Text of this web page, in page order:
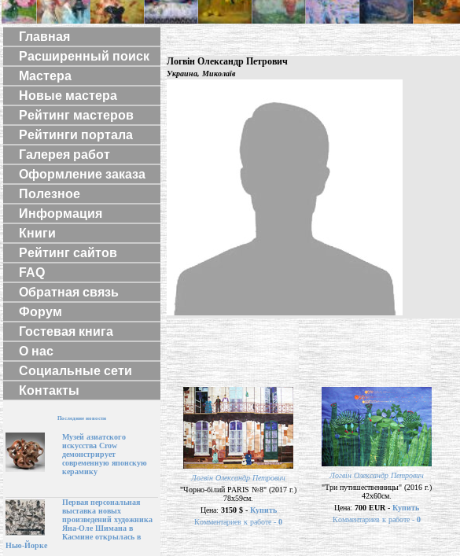
Главная
Расширенный поиск
Мастера
Новые мастера
Рейтинг мастеров
Рейтинги портала
Галерея работ
Оформление заказа
Полезное
Информация
Книги
Рейтинг сайтов
FAQ
Обратная связь
Форум
Гостевая книга
О нас
Социальные сети
Контакты
Последние новости
Музей азиатского
искусства Crow
демонстрирует
современную японскую
керамику
Первая персональная
выставка новых
произведений художника
Яна-Оле Шимана в
Касмине открылась в
Нью-Йорке
Логвін Олександр Петрович
Украина, Миколаїв
Логвін Олександр Петрович
"Чорно-білий PARIS №8" (2017 г.)
78х59см.
Цена:3150 $ -Купить
Комментариев к работе -0
Логвін Олександр Петрович
"Три путишественницы" (2016 г.)
42х60см.
Цена:700 EUR -Купить
Комментариев к работе - 0